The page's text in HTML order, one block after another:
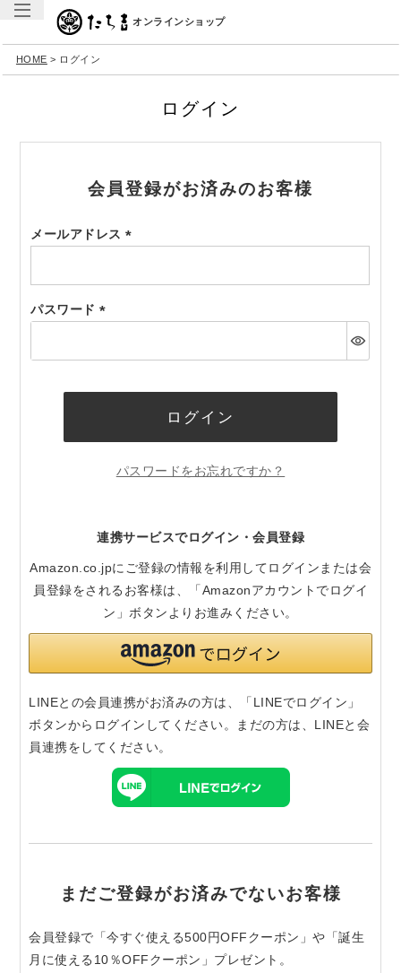
オンラインショップ
HOME ログイン
ログイン
会員登録がお済みのお客様
メールアドレス
須)
パスワード
須)
ログイン
パスワードをお忘れですか？
連携サービスでログイン・会員登録
Amazon.co.jpにご登録の情報を利用してログインまたは会
員登録をされるお客様は、「Amazonアカウントでログイ
ン」ボタンよりお進みください。
LINEとの会員連携がお済みの方は、「LINEでログイン」
ボタンからログインしてください。まだの方は、 LINEと会
員連携をしてください。
まだご登録がお済みでないお客様
会員登録で「今すぐ使える500円OFFクーポン」や「誕生
月に使える10％OFFクーポン」プレゼント。